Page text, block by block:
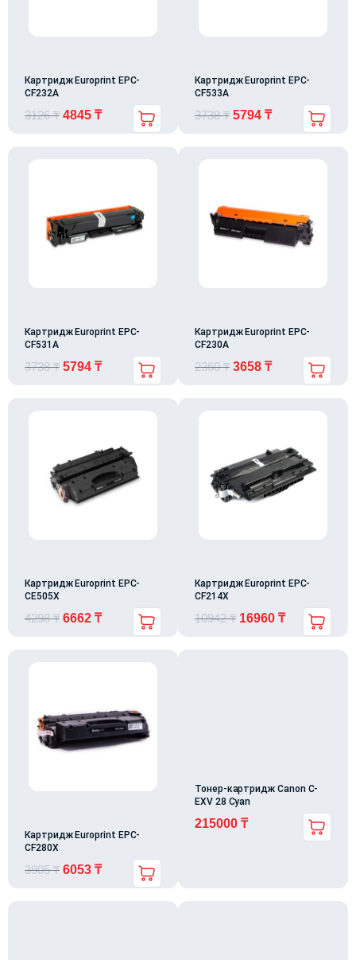
Картридж Europrint EPC-
CF232A
3126₸ 4845 ₸
Картридж Europrint EPC-
CF533A
3738₸ 5794 ₸
Картридж Europrint EPC-
CF531A
3738₸ 5794 ₸
Картридж Europrint EPC-
CF230A
2360₸ 3658 ₸
Картридж Europrint EPC-
CE505X
4298₸ 6662 ₸
Картридж Europrint EPC-
CF214X
10942₸ 16960 ₸
Картридж Europrint EPC-
CF280X
3905₸ 6053 ₸
Тонер-картридж Canon C-
EXV 28 Cyan
215000 ₸